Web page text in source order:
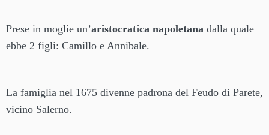
Prese in moglie un’aristocratica napoletana dalla quale
ebbe 2 figli: Camillo e Annibale.
La famiglia nel 1675 divenne padrona del Feudo di Parete,
vicino Salerno.